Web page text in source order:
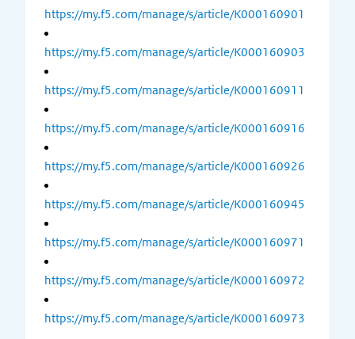
https://my.f5.com/manage/s/article/K000160901
https://my.f5.com/manage/s/article/K000160903
https://my.f5.com/manage/s/article/K000160911
https://my.f5.com/manage/s/article/K000160916
https://my.f5.com/manage/s/article/K000160926
https://my.f5.com/manage/s/article/K000160945
https://my.f5.com/manage/s/article/K000160971
https://my.f5.com/manage/s/article/K000160972
https://my.f5.com/manage/s/article/K000160973